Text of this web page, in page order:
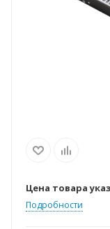
Цена товара
Подробности